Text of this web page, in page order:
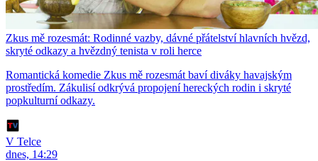
Zkus mě rozesmát: Rodinné vazby, dávné přátelství hlavních hvězd,
skryté odkazy a hvězdný tenista v roli herce
Romantická komedie Zkus mě rozesmát baví diváky havajským
prostředím. Zákulisí odkrývá propojení hereckých rodin i skryté
popkulturní odkazy.
V Telce
dnes, 14:29